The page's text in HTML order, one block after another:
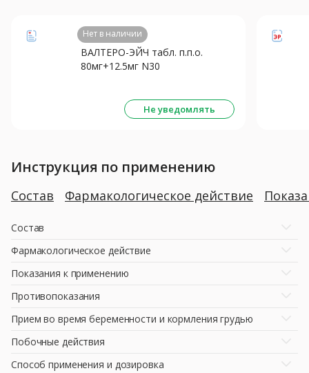
Нет в наличии
ВАЛТЕРО-ЭЙЧ табл. п.п.о.
80мг+12.5мг N30
Не уведомлять
Инструкция по применению
Состав Фармакологическое действие
Состав
Фармакологическое действие
Показания к применению
Противопоказания
Прием во время беременности и кормления грудью
Побочные действия
Способ применения и дозировка